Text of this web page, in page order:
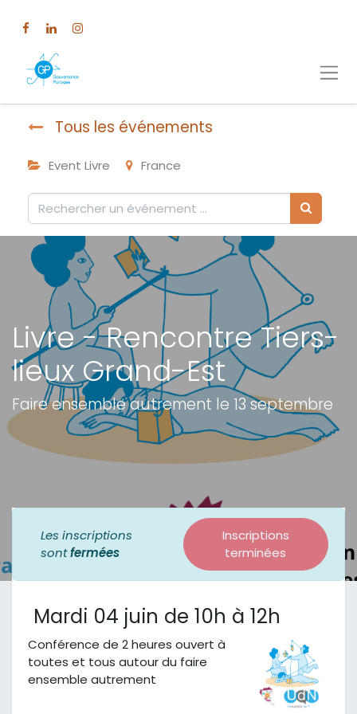
Tous les événements
Event Livre France
Livre - Rencontre Tiers-
lieux Grand-Est
Faire ensemble autrement le 13 septembre
Les inscriptions
sontfermées
Inscriptions
terminées
Mardi 04 juin de 10h à 12h
Conférence de 2 heures ouvert à
toutes et tous autour du faire
ensemble autrement